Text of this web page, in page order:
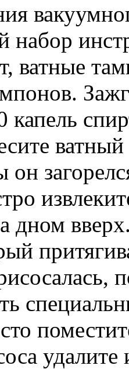
ватные
капель
ватный
он
дном
удалите